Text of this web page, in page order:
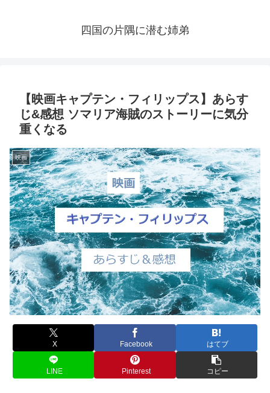
四国の片隅に潜む姉弟
【映画キャプテン・フィリップス】あらす
じ&感想 ソマリア海賊のストーリーに気分
重くなる
映画
X Facebook はてブ
LINE Pinterest コピー